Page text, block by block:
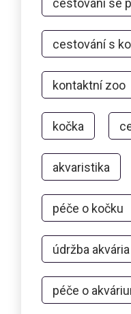
cestování se
cestování s
kontaktní zoo
kočka
akvaristika
péče o kočku
údržba akvária
péče o